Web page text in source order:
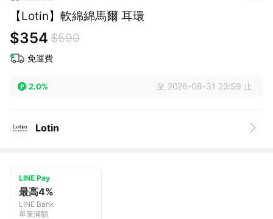
【Lotin】軟綿綿馬爾 耳環
$354 $590
免運費
2.0% 至 2026-08-31 23:59 止
Lotin
LINE Pay
最高4%
LINE Bank
單筆滿額